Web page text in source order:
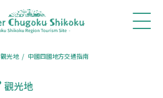
觀光地 中國四國地方交通指南
觀光地
行程推
薦
旅遊專
欄
餐廳訂
位